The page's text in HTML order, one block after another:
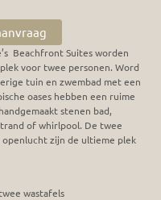
Beachfront Suites worden
voor twee personen. Word
tuin en zwembad met een
oases hebben een ruime
stenen bad,
of whirlpool. De twee
zijn de ultieme plek
wastafels